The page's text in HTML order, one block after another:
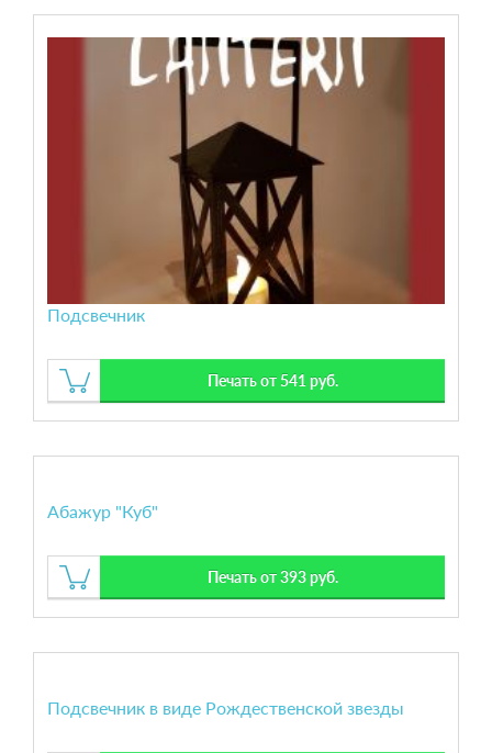
Подсвечник
Печать от 541 руб.
Абажур "Куб"
Печать от 393 руб.
Подсвечник в виде Рождественской звезды